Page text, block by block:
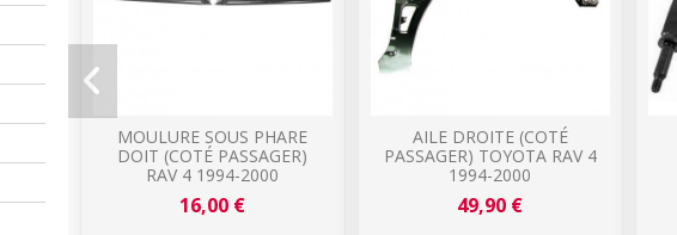
MOULURE SOUS PHARE
DOIT (COTÉ PASSAGER)
RAV 4 1994-2000
16,00 €
AILE DROITE (COTÉ
PASSAGER) TOYOTA RAV 4
1994-2000
49,90 €